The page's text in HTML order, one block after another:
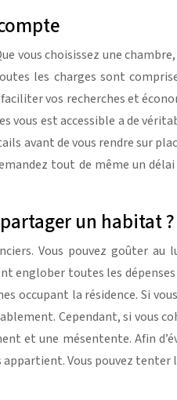
vous choisissez une
les charges sont
vos recherches et
vous est accessible a de
avant de vous rendre sur
tout de même un
un habitat ?
Vous pouvez goûter
englober toutes les
occupant la résidence. Si
Cependant, si vous
et une mésentente. Afin
Vous pouvez tenter